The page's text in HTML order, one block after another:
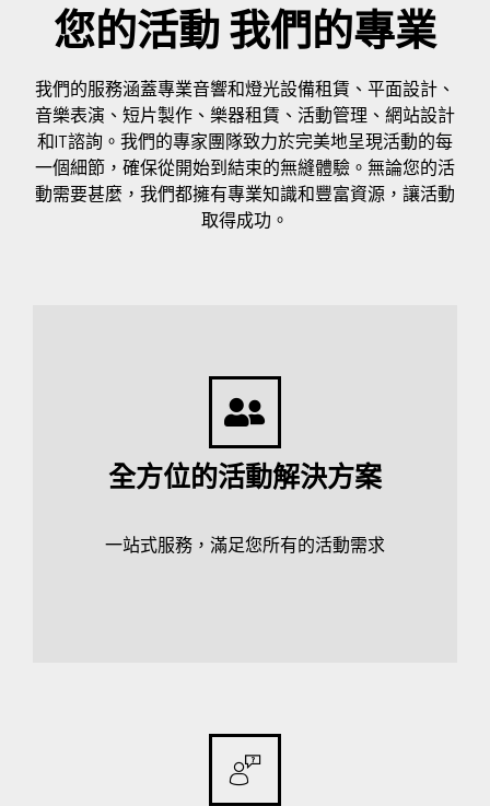
您的活動 我們的專業
我們的服務涵蓋專業音響和燈光設備租賃、平面設計、
音樂表演、短片製作、樂器租賃、活動管理、網站設計
和IT諮詢。我們的專家團隊致力於完美地呈現活動的每
一個細節，確保從開始到結束的無縫體驗。無論您的活
動需要甚麼，我們都擁有專業知識和豐富資源，讓活動
取得成功。
全方位的活動解決方案
一站式服務，滿足您所有的活動需求